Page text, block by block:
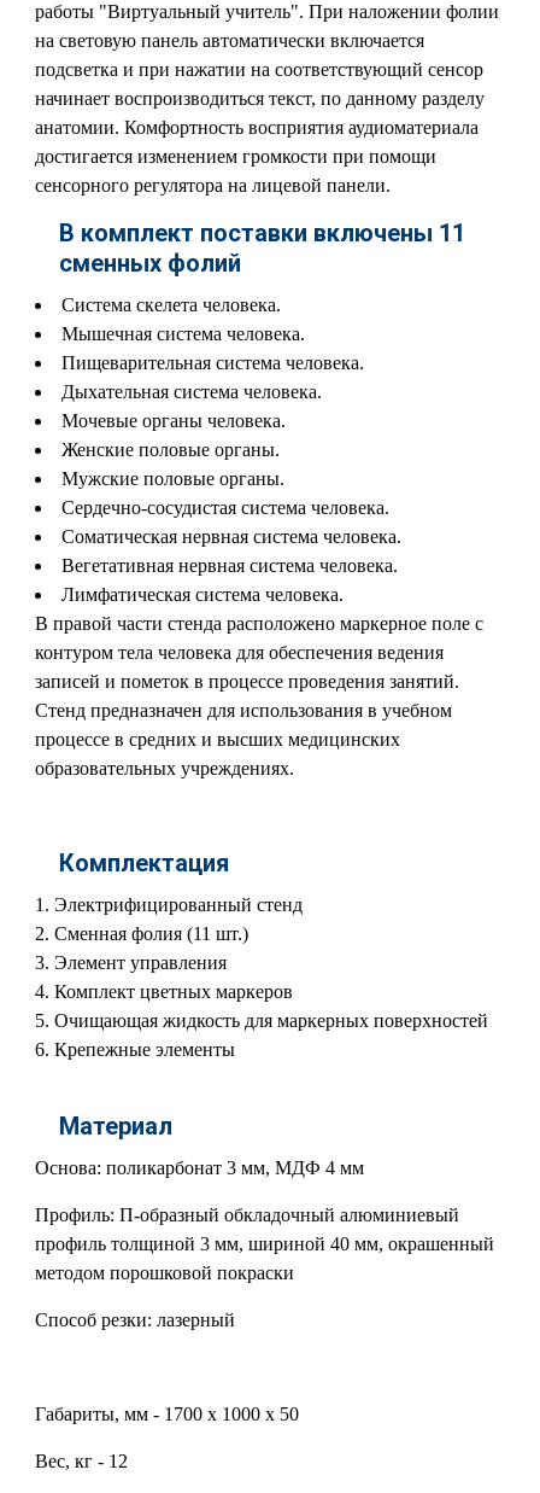
работы "Виртуальный учитель". При наложении фолии
на световую панель автоматически включается
подсветка и при нажатии на соответствующий сенсор
начинает воспроизводиться текст, по данному разделу
анатомии. Комфортность восприятия аудиоматериала
достигается изменением громкости при помощи
сенсорного регулятора на лицевой панели.
В комплект поставки включены 11
сменных фолий
Система скелета человека.
Мышечная система человека.
Пищеварительная система человека.
Дыхательная система человека.
Мочевые органы человека.
Женские половые органы.
Мужские половые органы.
Сердечно-сосудистая система человека.
Соматическая нервная система человека.
Вегетативная нервная система человека.
Лимфатическая система человека.
В правой части стенда расположено маркерное поле с
контуром тела человека для обеспечения ведения
записей и пометок в процессе проведения занятий.
Стенд предназначен для использования в учебном
процессе в средних и высших медицинских
образовательных учреждениях.
Комплектация
Электрифицированный стенд
Сменная фолия (11 шт.)
Элемент управления
Комплект цветных маркеров
Очищающая жидкость для маркерных поверхностей
Крепежные элементы
Материал
Основа: поликарбонат 3 мм, МДФ 4 мм
Профиль: П-образный обкладочный алюминиевый
профиль толщиной 3 мм, шириной 40 мм, окрашенный
методом порошковой покраски
Способ резки: лазерный
Габариты, мм - 1700 х 1000 х 50
Вес, кг - 12